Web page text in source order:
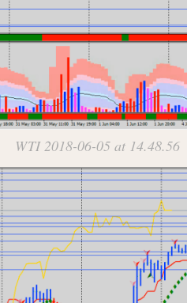
WTI 2018-06-05 at 14.48.56